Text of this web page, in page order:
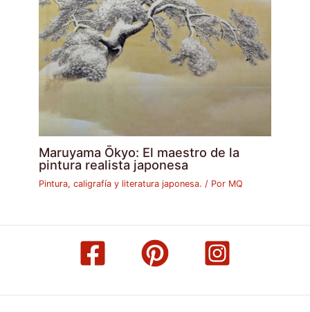
Maruyama Ōkyo: El maestro de la
pintura realista japonesa
Pintura, caligrafía y literatura japonesa. / Por MQ